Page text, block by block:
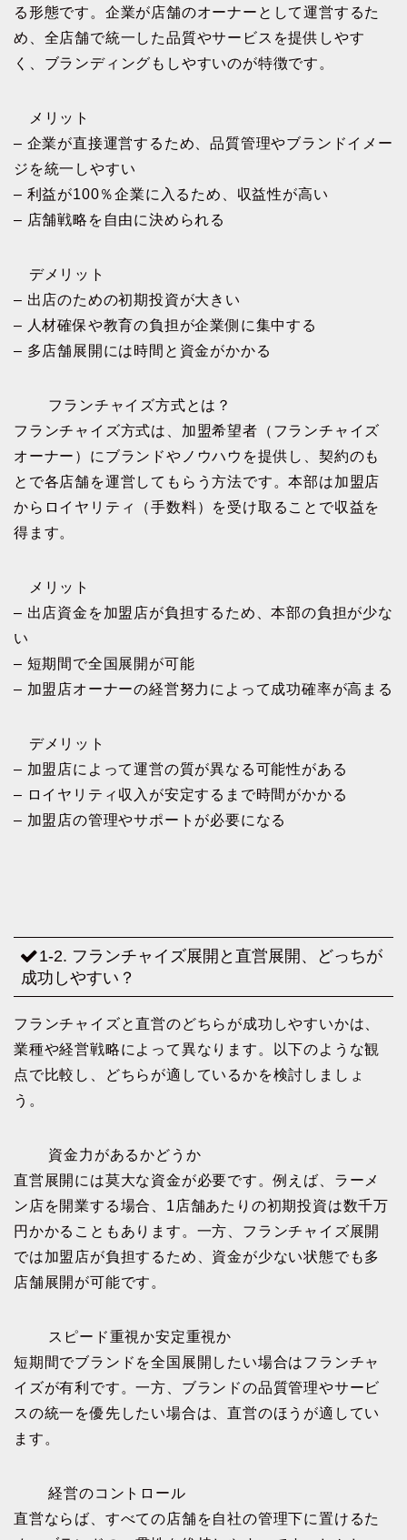
る形態です。企業が店舗のオーナーとして運営するた
め、全店舗で統一した品質やサービスを提供しやす
く、ブランディングもしやすいのが特徴です。
メリット
– 企業が直接運営するため、品質管理やブランドイメー
ジを統一しやすい
– 利益が100％企業に入るため、収益性が高い
– 店舗戦略を自由に決められる
デメリット
– 出店のための初期投資が大きい
– 人材確保や教育の負担が企業側に集中する
– 多店舗展開には時間と資金がかかる
フランチャイズ方式とは？
フランチャイズ方式は、加盟希望者（フランチャイズ
オーナー）にブランドやノウハウを提供し、契約のも
とで各店舗を運営してもらう方法です。本部は加盟店
からロイヤリティ（手数料）を受け取ることで収益を
得ます。
メリット
– 出店資金を加盟店が負担するため、本部の負担が少な
い
– 短期間で全国展開が可能
– 加盟店オーナーの経営努力によって成功確率が高まる
デメリット
– 加盟店によって運営の質が異なる可能性がある
– ロイヤリティ収入が安定するまで時間がかかる
– 加盟店の管理やサポートが必要になる
1-2. フランチャイズ展開と直営展開、どっちが
成功しやすい？
フランチャイズと直営のどちらが成功しやすいかは、
業種や経営戦略によって異なります。以下のような観
点で比較し、どちらが適しているかを検討しましょ
う。
資金力があるかどうか
直営展開には莫大な資金が必要です。例えば、ラーメ
ン店を開業する場合、1店舗あたりの初期投資は数千万
円かかることもあります。一方、フランチャイズ展開
では加盟店が負担するため、資金が少ない状態でも多
店舗展開が可能です。
スピード重視か安定重視か
短期間でブランドを全国展開したい場合はフランチャ
イズが有利です。一方、ブランドの品質管理やサービ
スの統一を優先したい場合は、直営のほうが適してい
ます。
経営のコントロール
直営ならば、すべての店舗を自社の管理下に置けるた